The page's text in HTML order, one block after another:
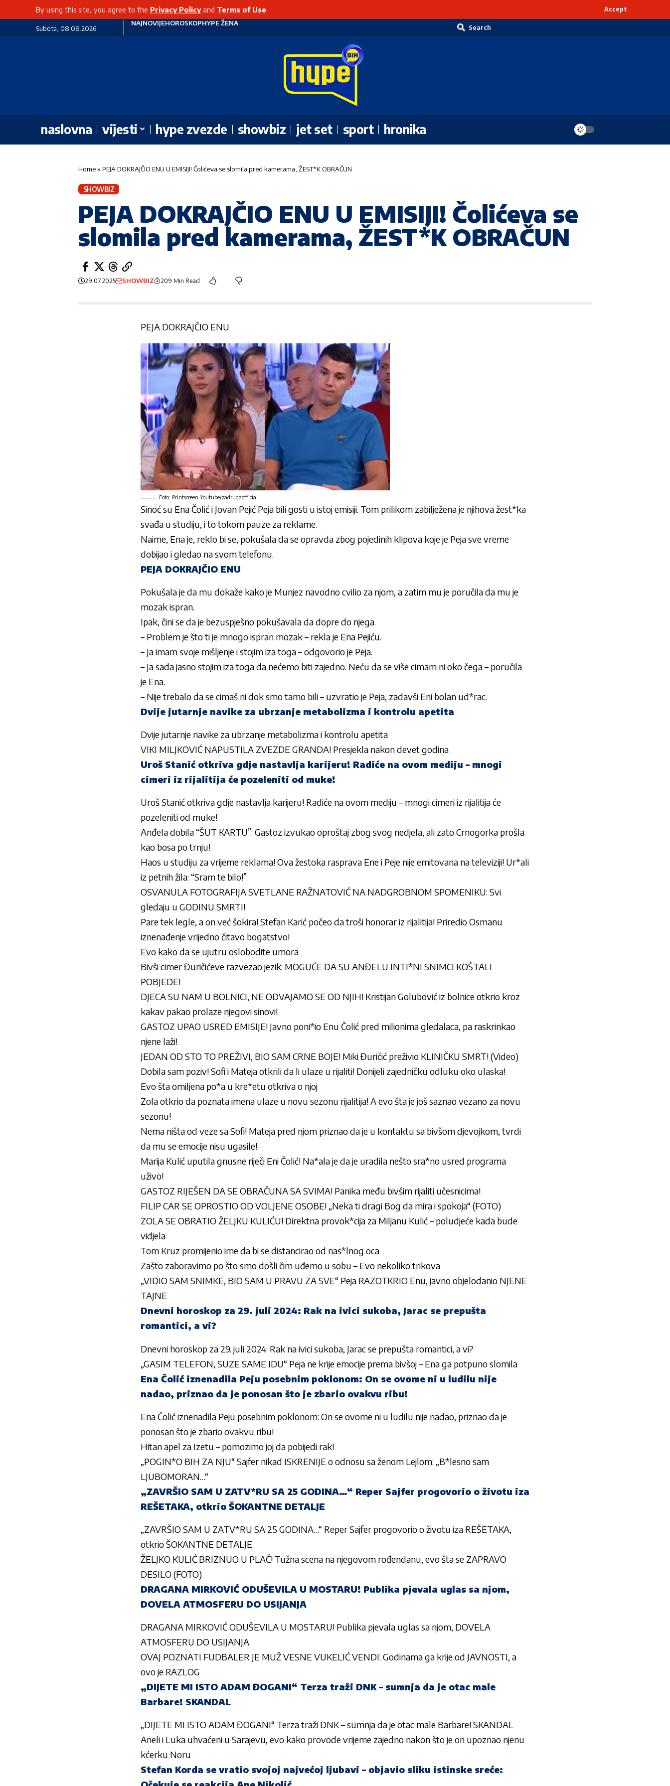
By using this site, you agree to the Privacy Policyand Terms of Use. Accept
Subota, 08.08.2026
NAJNOVIJEHOROSKOPHYPE ŽENA
Search
naslovna vijesti hype zvezde showbiz jet set sport hronika
Home» PEJA DOKRAJČIO ENU U EMISIJI! Čolićeva se slomila pred kamerama, ŽEST*K OBRAČUN
SHOWBIZ
PEJA DOKRAJČIO ENU U EMISIJI! Čolićeva se
slomila pred kamerama, ŽEST*K OBRAČUN
29.07.2025 SHOWBIZ 209 Min Read
PEJA DOKRAJČIO ENU
Foto: Printscreen Youtube/zadrugaofficial
Sinoć su Ena Čolić i Jovan Pejić Peja bili gosti u istoj emisiji. Tom prilikom zabilježenaje njihova žest*ka
svađa u studiju, i to tokom pauze za reklame.
Naime, Ena je, reklo bi se, pokušala da se opravda zbog pojedinih klipova koje je Peja sve vreme
dobijao i gledao na svom telefonu.
PEJA DOKRAJČIO ENU
Pokušala je da mu dokaže kako je Munjez navodnocvilio za njom, a zatim mu je poručila da mu je
mozak ispran.
Ipak, čini se da je bezuspješno pokušavala da dopre do njega.
– Problem ješto ti je mnogo ispran mozak– rekla je Ena Pejiću.
– Ja imam svoje mišljenje i stojim iza toga– odgovorio je Peja.
– Ja sada jasno stojim iza toga da nećemo biti zajedno. Neću da se više cimam ni oko čega– poručila
je Ena.
– Nije trebalo da se cimaš ni dok smo tamo bili– uzvratio je Peja, zadavši Eni bolan ud*rac.
Dvije jutarnje navike za ubrzanje metabolizma i kontrolu apetita
Dvije jutarnje navike za ubrzanje metabolizma i kontrolu apetita
VIKI MILJKOVIĆ NAPUSTILA ZVEZDE GRANDA! Presjekla nakon devet godina
Uroš Stanić otkriva gdje nastavlja karijeru! Radiće na ovom mediju – mnogi
cimeri iz rijalitija će pozeleniti od muke!
Uroš Stanić otkriva gdje nastavlja karijeru! Radiće na ovom mediju – mnogi cimeri iz rijalitija će
pozeleniti od muke!
Anđela dobila “ŠUT KARTU”: Gastoz izvukao oproštaj zbog svog nedjela, ali zato Crnogorka prošla
kao bosa po trnju!
Haos u studiju za vrijeme reklama! Ova žestoka rasprava Ene i Peje nije emitovana na televiziji! Ur*ali
iz petnih žila: “Sram te bilo!”
OSVANULA FOTOGRAFIJA SVETLANE RAŽNATOVIĆ NA NADGROBNOM SPOMENIKU: Svi
gledaju u GODINU SMRTI!
Pare tek legle, a on već šokira! Stefan Karić počeo da troši honorar iz rijalitija! Priredio Osmanu
iznenađenje vrijedno čitavo bogatstvo!
Evo kako da se ujutru oslobodite umora
Bivši cimer Đuričićeve razvezao jezik: MOGUĆE DA SU ANĐELU INTI*NI SNIMCI KOŠTALI
POBJEDE!
DJECA SU NAM U BOLNICI, NE ODVAJAMO SE OD NJIH! Kristijan Golubović iz bolnice otkrio kroz
kakav pakao prolaze njegovi sinovi!
GASTOZ UPAO USRED EMISIJE! Javno poni*io Enu Čolić pred milionima gledalaca, pa raskrinkao
njene laži!
JEDAN OD STO TO PREŽIVI, BIO SAM CRNE BOJE! Miki Đuričić preživio KLINIČKU SMRT! (Video)
Dobila sam poziv! Sofi i Mateja otkrili da li ulaze u rijaliti! Donijeli zajedničku odluku oko ulaska!
Evo šta omiljena po*a u kre*etu otkriva o njoj
Zola otkrio da poznata imena ulaze u novu sezonu rijalitija! A evo šta je još saznao vezano za novu
sezonu!
Nema ništa od veze sa Sofi! Mateja pred njom priznao da je u kontaktu sa bivšom djevojkom, tvrdi
da mu se emocije nisu ugasile!
Marija Kulić uputila gnusne riječi Eni Čolić! Na*ala je da je uradila nešto sra*no usred programa
uživo!
GASTOZ RIJEŠEN DA SE OBRAČUNA SA SVIMA! Panika među bivšim rijaliti učesnicima!
FILIP CAR SE OPROSTIO OD VOLJENE OSOBE! „Neka ti dragi Bog da mira i spokoja“ (FOTO)
ZOLA SE OBRATIO ŽELJKU KULIĆU! Direktna provok*cija za Miljanu Kulić – poludjeće kada bude
vidjela
Tom Kruz promijenio ime da bi se distancirao od nas*lnog oca
Zašto zaboravimo po što smo došli čim uđemo u sobu – Evo nekoliko trikova
„VIDIO SAM SNIMKE, BIO SAM U PRAVU ZA SVE“ Peja RAZOTKRIO Enu, javno objelodanio NJENE
TAJNE
Dnevni horoskop za 29. juli 2024: Rak na ivici sukoba, Jarac se prepušta
romantici, a vi?
Dnevni horoskop za 29. juli 2024: Rak na ivici sukoba, Jarac se prepušta romantici, a vi?
„GASIM TELEFON, SUZE SAME IDU“ Peja ne krije emocije prema bivšoj – Ena ga potpuno slomila
Ena Čolić iznenadila Peju posebnim poklonom: On se ovome ni u ludilu nije
nadao, priznao da je ponosan što je zbario ovakvu ribu!
Ena Čolić iznenadila Peju posebnim poklonom: On se ovome ni u ludilu nije nadao, priznao da je
ponosan što je zbario ovakvu ribu!
Hitan apel za Izetu – pomozimo joj da pobijedi rak!
„POGIN*O BIH ZA NJU“ Sajfer nikad ISKRENIJE o odnosu sa ženom Lejlom: „B*lesno sam
LJUBOMORAN…“
„ZAVRŠIO SAM U ZATV*RU SA 25 GODINA…“ Reper Sajfer progovorio o životu iza
REŠETAKA, otkrio ŠOKANTNE DETALJE
„ZAVRŠIO SAM U ZATV*RU SA 25 GODINA…“ Reper Sajfer progovorio o životu iza REŠETAKA,
otkrio ŠOKANTNE DETALJE
ŽELJKO KULIĆ BRIZNUO U PLAČ! Tužna scena na njegovom rođendanu, evo šta se ZAPRAVO
DESILO (FOTO)
DRAGANA MIRKOVIĆ ODUŠEVILA U MOSTARU! Publika pjevala uglas sa njom,
DOVELA ATMOSFERU DO USIJANJA
DRAGANA MIRKOVIĆ ODUŠEVILA U MOSTARU! Publika pjevala uglas sa njom, DOVELA
ATMOSFERU DO USIJANJA
OVAJ POZNATI FUDBALER JE MUŽ VESNE VUKELIĆ VENDI: Godinama ga krije od JAVNOSTI, a
ovo je RAZLOG
„DIJETE MI ISTO ADAM ĐOGANI“ Terza traži DNK – sumnja da je otac male
Barbare! SKANDAL
„DIJETE MI ISTO ADAM ĐOGANI“ Terza traži DNK – sumnja da je otac male Barbare! SKANDAL
Aneli i Luka uhvaćeni u Sarajevu, evo kako provode vrijeme zajedno nakon što je on upoznao njenu
kćerku Noru
Stefan Korda se vratio svojoj najvećoj ljubavi – objavio sliku istinske sreće: